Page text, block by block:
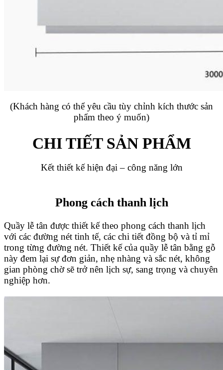
(Khách hàng có thể yêu cầu tùy chỉnh kích thước sản
phẩm theo ý muốn)
CHI TIẾT SẢN PHẨM
Kết thiết kế hiện đại – công năng lớn
Phong cách thanh lịch
Quầy lễ tân được thiết kế theo phong cách thanh lịch
với các đường nét tinh tế, các chi tiết đồng bộ và tỉ mỉ
trong từng đường nét. Thiết kế của quầy lễ tân bằng gỗ
này đem lại sự đơn giản, nhẹ nhàng và sắc nét, không
gian phòng chờ sẽ trở nên lịch sự, sang trọng và chuyên
nghiệp hơn.